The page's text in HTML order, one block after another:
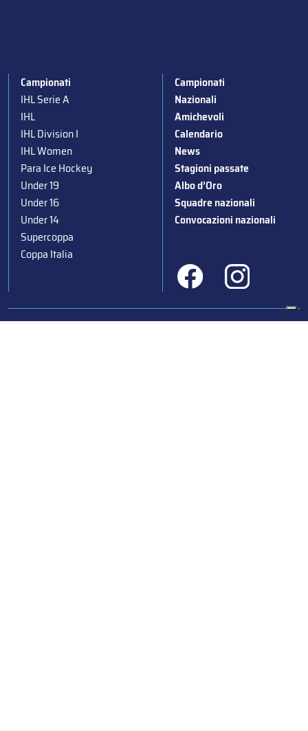
Campionati
IHL Serie A
IHL
IHL Division I
IHL Women
Para Ice Hockey
Under 19
Under 16
Under 14
Supercoppa
Coppa Italia
Campionati
Nazionali
Amichevoli
Calendario
News
Stagioni passate
Albo d’Oro
Squadre nazionali
Convocazioni nazionali